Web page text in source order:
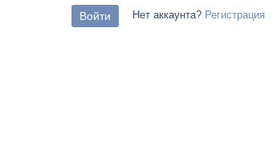
Нет аккаунта? Регистрация